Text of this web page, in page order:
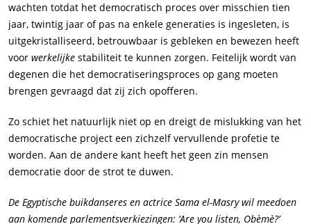
wachten totdat het democratisch proces over misschien tien
jaar, twintig jaar of pas na enkele generaties is ingesleten, is
uitgekristalliseerd, betrouwbaar is gebleken en bewezen heeft
voor werkelijke stabiliteit te kunnen zorgen. Feitelijk wordt van
degenen die het democratiseringsproces op gang moeten
brengen gevraagd dat zij zich opofferen.
Zo schiet het natuurlijk niet op en dreigt de mislukking van het
democratische project een zichzelf vervullende profetie te
worden. Aan de andere kant heeft het geen zin mensen
democratie door de strot te duwen.
De Egyptische buikdanseres en actrice Sama el-Masry wil meedoen
aan komende parlementsverkiezingen: ‘Are you listen, Obèmè?’